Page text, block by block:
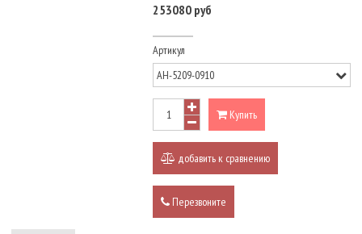
253080 руб
Артикул
Купить
добавить к сравнению
Перезвоните